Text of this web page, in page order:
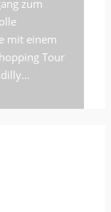
zum
mit einem
Tour